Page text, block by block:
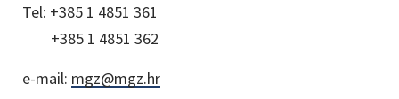
Tel: +385 1 4851 361
+385 1 4851 362
e-mail: mgz@mgz.hr